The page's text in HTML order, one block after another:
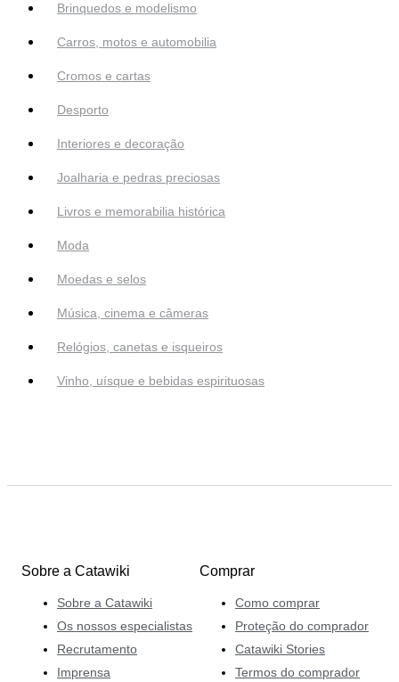
Brinquedos e modelismo
Carros, motos e automobilia
Cromos e cartas
Desporto
Interiores e decoração
Joalharia e pedras preciosas
Livros e memorabilia histórica
Moda
Moedas e selos
Música, cinema e câmeras
Relógios, canetas e isqueiros
Vinho, uísque e bebidas espirituosas
Sobre a Catawiki
Sobre a Catawiki
Os nossos especialistas
Recrutamento
Imprensa
Comprar
Como comprar
Proteção do comprador
Catawiki Stories
Termos do comprador